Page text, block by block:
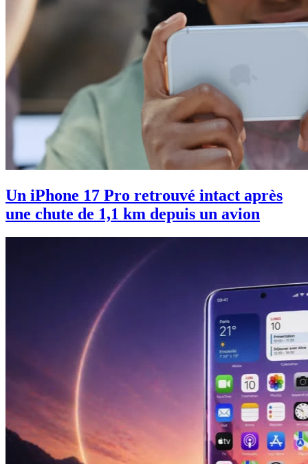
Un iPhone 17 Pro retrouvé intact après
une chute de 1,1 km depuis un avion